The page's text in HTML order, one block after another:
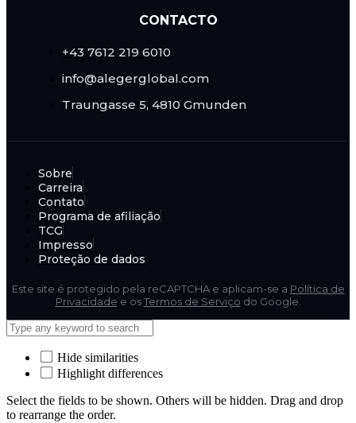
CONTACTO
+43 7612 219 6010
info@alegerglobal.com
Traungasse 5, 4810 Gmunden
Sobre
Carreira
Contato
Programa de afiliação
TCG
Impresso
Proteção de dados
Este site é protegido pela reCAPTCHA e aplicam-se a Política de
Privacidade e osTermos de Serviço do Google.
Hide similarities
Highlight differences
Select the fields to be shown. Others will be hidden. Drag and drop
to rearrange the order.